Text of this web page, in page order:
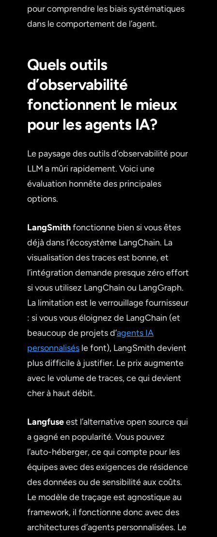
pour comprendre les biais systématiques
dans le comportement de l’agent.
Quels outils
d’observabilité
fonctionnent le mieux
pour les agents IA?
Le paysage des outils d’observabilité pour
LLM a mûri rapidement. Voici une
évaluation honnête des principales
options.
LangSmithfonctionne bien si vous êtes
déjà dans l’écosystème LangChain. La
visualisation des traces est bonne, et
l’intégration demande presque zéro effort
si vous utilisez LangChain ou LangGraph.
La limitation est le verrouillage fournisseur
: si vous vous éloignez de LangChain (et
beaucoup de projets d’agents IA
personnalisés le font), LangSmith devient
plus difficile à justifier. Le prix augmente
avec le volume de traces, ce qui devient
cher à haut débit.
Langfuseest l’alternative open source qui
a gagné en popularité. Vous pouvez
l’auto-héberger, ce qui compte pour les
équipes avec des exigences de résidence
des données ou de sensibilité aux coûts.
Le modèle de traçage est agnostique au
framework, il fonctionne donc avec des
architectures d’agents personnalisées. Le